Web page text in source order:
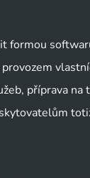
formou
příprava na